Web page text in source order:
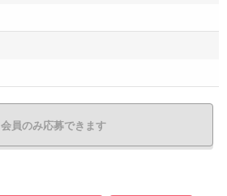
会員のみ応募できます